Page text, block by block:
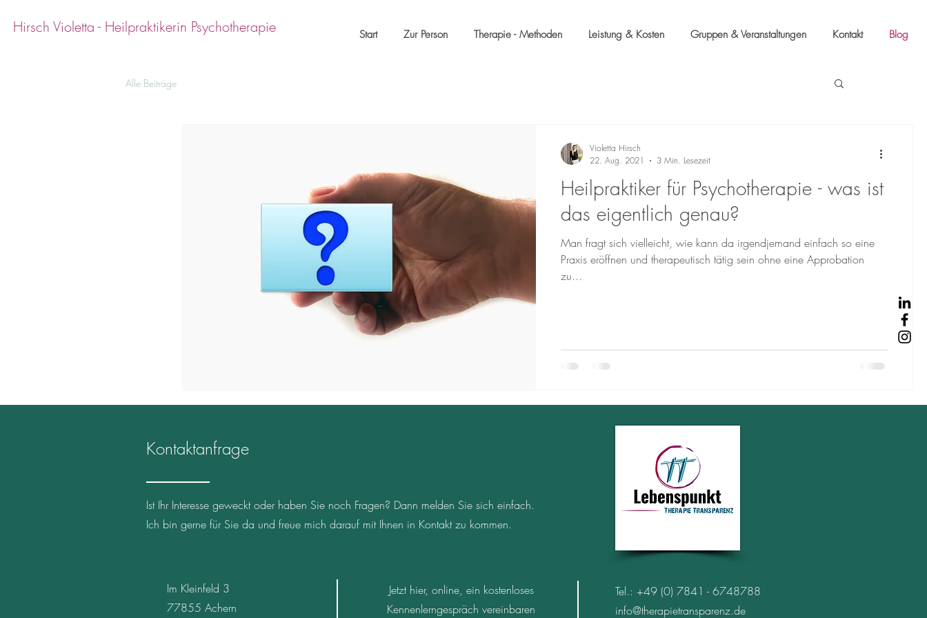
Hirsch Violetta - Heilpraktikerin Psychotherapie Start Zur Person Therapie - Methoden Leistung & Kosten Gruppen & Veranstaltungen Kontakt Blog
Alle Beiträge
Heilpraktiker für Psychotherapie - was ist
das eigentlich genau?
Man fragt sich vielleicht, wie kann da irgendjemand einfach so eine
Praxis eröffnen und therapeutisch tätig sein ohne eine Approbation
zu...
Violetta Hirsch
22. Aug. 2021
3 Min. Lesezeit
Kontaktanfrage
Ist Ihr Interesse geweckt oder haben Sie noch Fragen? Dann melden Sie sich einfach.
Ich bin gerne für Sie da und freue mich darauf mit Ihnen in Kontakt zu kommen.
Im Kleinfeld 3
77855 Achern
Jetzt hier, online, ein kostenloses
Kennenlerngespräch vereinbaren
Tel.: +49 (0) 7841 - 6748788
info@therapietransparenz.de